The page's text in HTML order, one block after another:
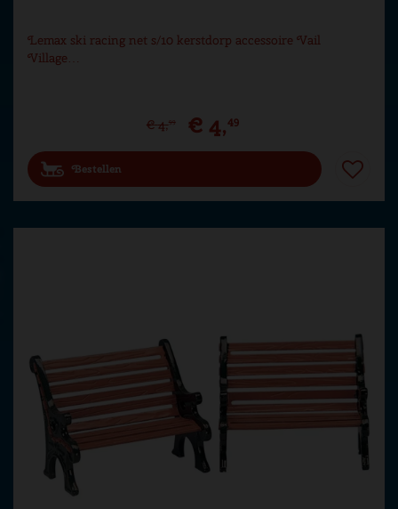
Lemax ski racing net s/10 kerstdorp accessoire Vail
Village…
€ 4,99 € 4,49
Bestellen